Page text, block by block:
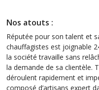
Nos atouts :
Réputée pour son talent et
chauffagistes est joignable
la société travaille sans
la demande de sa clientèle.
déroulent rapidement et
composé d’artisans expert